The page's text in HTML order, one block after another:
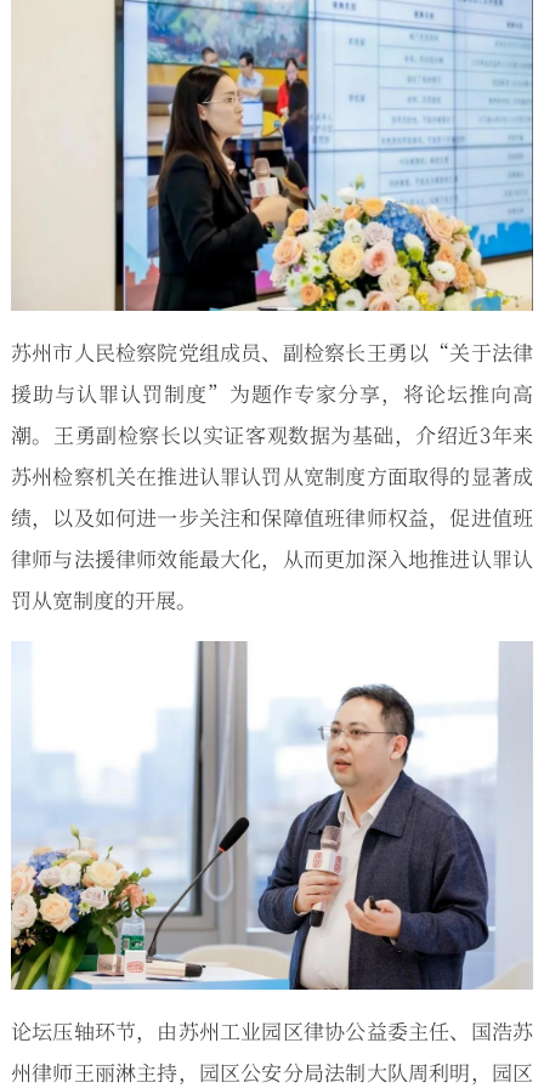
苏州市人民检察院党组成员、副检察长王勇以“关于法律
援助与认罪认罚制度”为题作专家分享，将论坛推向高
潮。王勇副检察长以实证客观数据为基础，介绍近3年来
苏州检察机关在推进认罪认罚从宽制度方面取得的显著成
绩，以及如何进一步关注和保障值班律师权益，促进值班
律师与法援律师效能最大化，从而更加深入地推进认罪认
罚从宽制度的开展。
论坛压轴环节，由苏州工业园区律协公益委主任、国浩苏
州律师王丽淋主持，园区公安分局法制大队周利明，园区